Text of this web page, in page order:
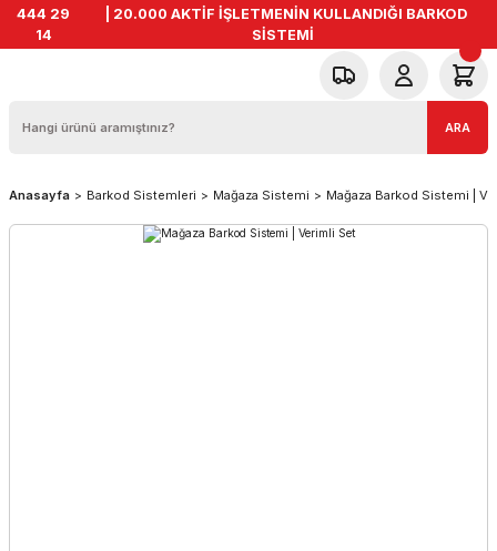
444 29
14
| 20.000 AKTİF İŞLETMENİN KULLANDIĞI BARKOD
SİSTEMİ
ARA
Anasayfa Barkod Sistemleri Mağaza Sistemi Mağaza Barkod Sistemi |